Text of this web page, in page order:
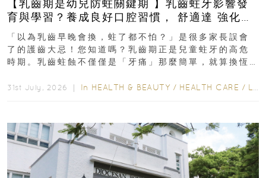
【乳齒期是幼兒防蛀關鍵期 】乳齒蛀牙影響發
育與學習？養成良好口腔習慣， 舒適達 強化琺
瑯質 兒童牙膏防護指南
「以為乳齒早晚會換，蛀了都不怕？」是很多家長誤會
了的護齒大忌！您知道嗎？乳齒期正是兒童蛀牙的高危
時期。乳齒蛀蝕不僅僅是「牙痛」那麼簡單，就算換恆
31st July, 2026 ｜ In HEALTH & BEAUTY / HEALTH CARE / LIFESTYLE